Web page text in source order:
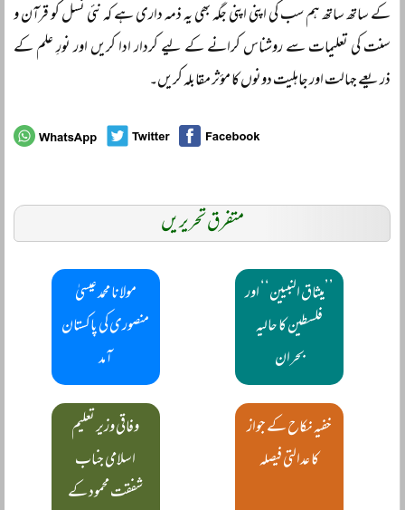
کے ساتھ ساتھ ہم سب کی اپنی اپنی جگہ بھی یہ ذمہ داری ہے کہ نئی نسل کو قرآن و
سنت کی تعلیمات سے روشناس کرانے کے لیے کردار ادا کریں اور نورِ علم کے
ذریعے جہالت اور جاہلیت دونوں کا مؤثر مقابلہ کریں۔
متفرق تحریریں
’’میثاق النبیین‘‘ اور
فلسطین کا حالیہ
بحران
مولانا محمد عیسیٰ
منصوری کی پاکستان
آمد
خفیہ نکاح کے جواز
کا عدالتی فیصلہ
وفاقی وزیر تعلیم
اسلامی جناب
شفقت محمود کے